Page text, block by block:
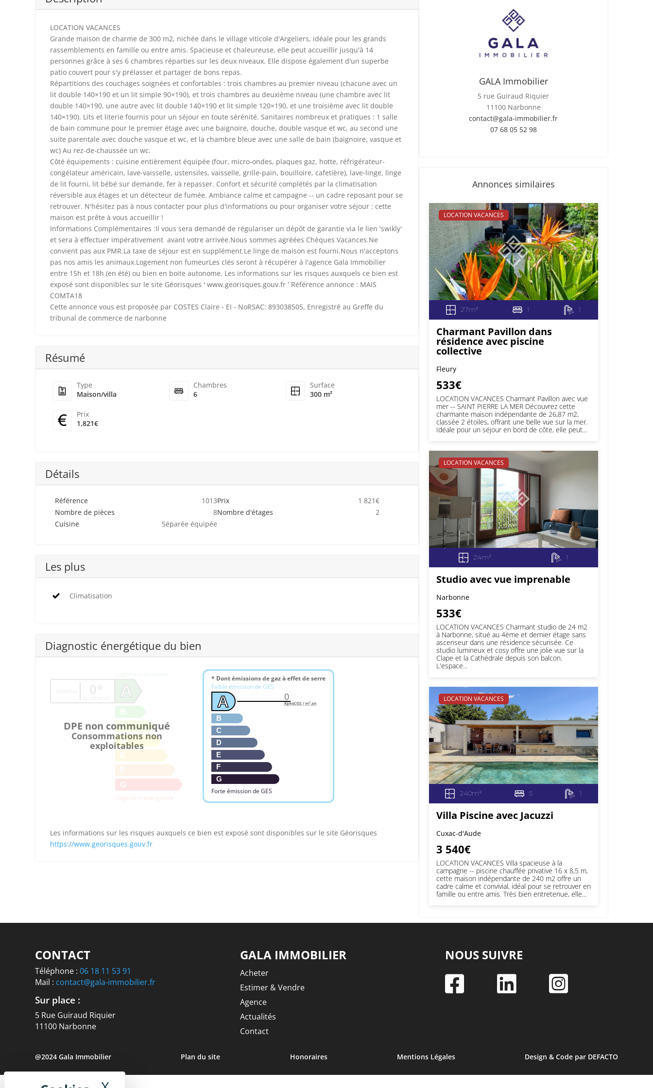
LOCATION VACANCES
Grande maison de charme de 300 m2, nichée dans le village viticole d'Argeliers, idéale pour les grands
rassemblements en famille ou entre amis. Spacieuse et chaleureuse, elle peut accueillir jusqu'à 14
personnes grâce à ses 6 chambres réparties sur les deux niveaux. Elle dispose également d'un superbe
patio couvert pour s'y prélasser et partager de bons repas.
Répartitions des couchages soignées et confortables : trois chambres au premier niveau (chacune avec un
lit double 140×190 et un lit simple 90×190), et trois chambres au deuxième niveau (une chambre avec lit
double 140×190, une autre avec lit double 140×190 et lit simple 120×190, et une troisième avec lit double
140×190). Lits et literie fournis pour un séjour en toute sérénité. Sanitaires nombreux et pratiques : 1 salle
de bain commune pour le premier étage avec une baignoire, douche, double vasque et wc, au second une
suite parentale avec douche vasque et wc, et la chambre bleue avec une salle de bain (baignoire, vasque et
wc) Au rez-de-chaussée un wc.
Côté équipements : cuisine entièrement équipée (four, micro-ondes, plaques gaz, hotte, réfrigérateur-
congélateur américain, lave-vaisselle, ustensiles, vaisselle, grille-pain, bouilloire, cafetière), lave-linge, linge
de lit fourni, lit bébé sur demande, fer à repasser. Confort et sécurité complétés par la climatisation
réversible aux étages et un détecteur de fumée. Ambiance calme et campagne -- un cadre reposant pour se
retrouver. N'hésitez pas à nous contacter pour plus d'informations ou pour organiser votre séjour : cette
maison est prête à vous accueillir !
Informations Complémentaires :Il vous sera demandé de régulariser un dépôt de garantie via le lien 'swikly'
et sera à effectuer impérativement avant votre arrivée.Nous sommes agréées Chèques Vacances.Ne
convient pas aux PMR.La taxe de séjour est en supplément.Le linge de maison est fourni.Nous n'acceptons
pas nos amis les animaux.Logement non fumeurLes clés seront à récupérer à l'agence Gala Immobilier
entre 15h et 18h (en été) ou bien en boite autonome. Les informations sur les risques auxquels ce bien est
exposé sont disponibles sur le site Géorisques ' www.georisques.gouv.fr ' Référence annonce : MAIS
COMTA18
Cette annonce vous est proposée par COSTES Claire - EI - NoRSAC: 893038505, Enregistré au Greffe du
tribunal de commerce de narbonne
Résumé
Type
Maison/villa
Chambres
6
Surface
300 m²
Prix
1,821€
Détails
Référence 1013Prix
1 821€
Nombre de pièces
8Nombre d'étages
2
Cuisine
Séparée équipée
Les plus
Climatisation
Diagnostic énergétique du bien
A
C
D
E
G
Logement énergivore
DPE non communiqué
Consommations non
exploitables
* Dont émissions de gaz à effet de serre
Faible émission de GES
A
B
C
D
E
F
G
Forte émission de GES
0
KgéqCO2 / m².an
Les informations sur les risques auxquels ce bien est exposé sont disponibles sur le site Géorisques
https://www.georisques.gouv.fr
GALA Immobilier
5 rue Guiraud Riquier
11100 Narbonne
contact@gala-immobilier.fr
07 68 05 52 98
Annonces similaires
LOCATION VACANCES
27m² 1 1
Charmant Pavillon dans
résidence avec piscine
collective
Fleury
533€
LOCATION VACANCES Charmant Pavillon avec vue
mer -- SAINT PIERRE LA MER Découvrez cette
charmante maison indépendante de 26,87 m2,
classée 2 étoiles, offrant une belle vue sur la mer.
Idéale pour un séjour en bord de côte, elle peut...
LOCATION VACANCES
24m² 1
Studio avec vue imprenable
Narbonne
533€
LOCATION VACANCES Charmant studio de 24 m2
à Narbonne, situé au 4ème et dernier étage sans
ascenseur dans une résidence sécurisée. Ce
studio lumineux et cosy offre une jolie vue sur la
Clape et la Cathédrale depuis son balcon.
L'espace...
LOCATION VACANCES
240m² 5 1
Villa Piscine avec Jacuzzi
Cuxac-d'Aude
3 540€
LOCATION VACANCES Villa spacieuse à la
campagne -- piscine chauffée privative 16 x 8,5 m,
cette maison indépendante de 240 m2 offre un
cadre calme et convivial, idéal pour se retrouver en
famille ou entre amis. Très bien entretenue, elle...
CONTACT
Téléphone : 06 18 11 53 91
Mail : contact@gala-immobilier.fr
Sur place :
5 Rue Guiraud Riquier
11100 Narbonne
GALA IMMOBILIER
Acheter
Estimer & Vendre
Agence
Actualités
Contact
NOUS SUIVRE
  
@2024 Gala Immobilier Plan du site Honoraires Mentions Légales Design & Code par DEFACTO